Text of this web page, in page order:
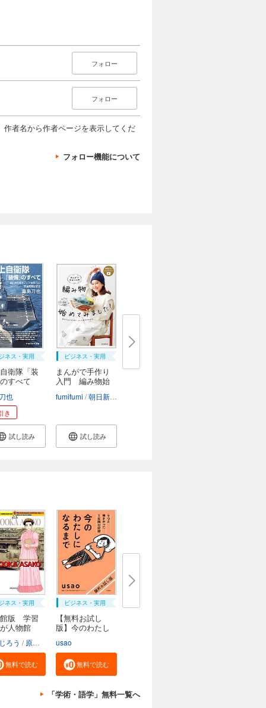
フォロー
フォロー
者名から作者ページを表示してくだ
フォロー機能について
ネス・実用
衛隊「装
すべて
也
き
試し読み
ビジネス・実用
まんがで手作り
入門 編み物始
fumifumi 朝日新聞出版
試し読み
ネス・実用
版 学習
人物館
ろう 原口泉
無料で読む
ビジネス・実用
【無料お試し
版】今のわたし
usao
無料で読む
「学術・語学」無料一覧へ